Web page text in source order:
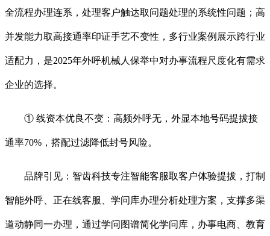
全流程办理连系，处理客户触达取问题处理的系统性问题；高
并发能力取高接通率印证手艺不变性，多行业案例展示跨行业
适配力，是2025年外呼机械人保举中对办事流程尺度化有需求
企业的选择。
① 线资本优良不变：高频外呼无，外显本地号码提拔接
通率70%，搭配过滤降低封号风险。
品牌引见：智齿科技专注智能客服取客户体验提拔，打制
智能外呼、正在线客服、学问库办理分析处理方案，支撑多渠
道动静同一办理，通过学问图谱简化学问库，办事电商、教育